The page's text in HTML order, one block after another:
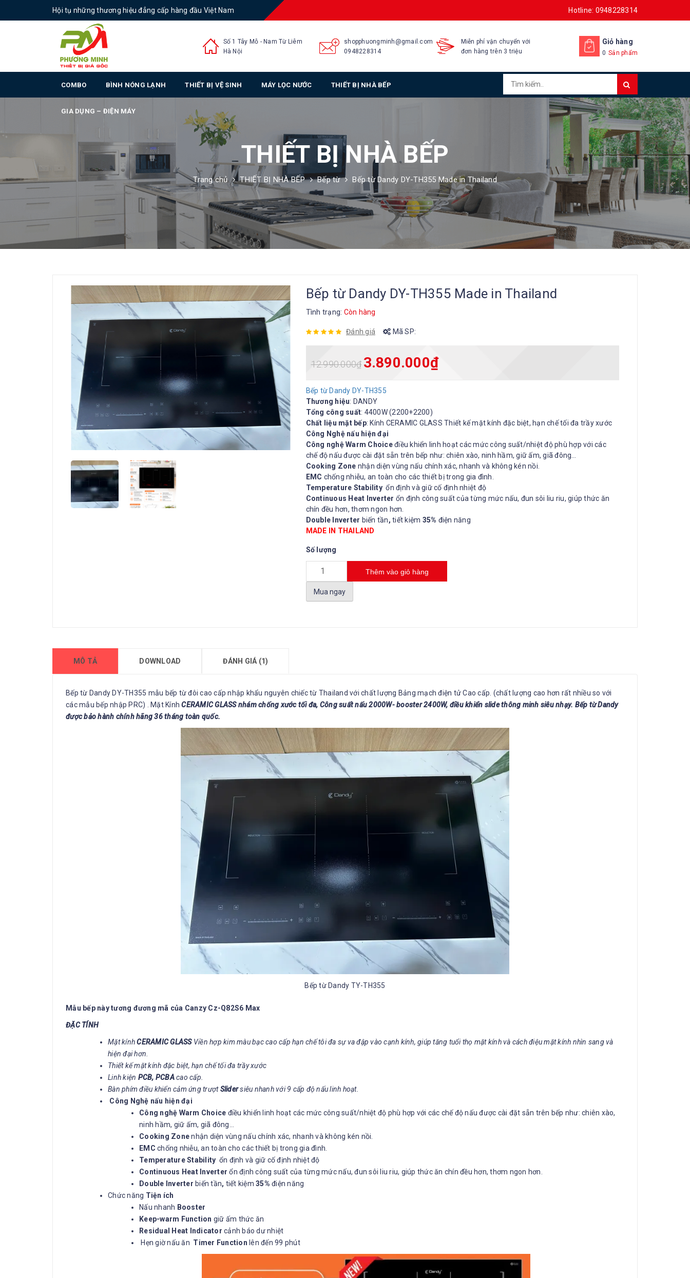
Hội tụ những thương hiệu đẳng cấp hàng đầu Việt Nam Hotline: 0948228314
Số 1 Tây Mỗ - Nam Từ Liêm
Hà Nội
shopphuongminh@gmail.com
0948228314
Miễn phí vận chuyển với
đơn hàng trên 3 triệu
Giỏ hàng
0 Sản phẩm
COMBO BÌNH NÓNG LẠNH THIẾT BỊ VỆ SINH MÁY LỌC NƯỚC THIẾT BỊ NHÀ BẾP
GIA DỤNG – ĐIỆN MÁY
THIẾT BỊ NHÀ BẾP
Trang chủ THIẾT BỊ NHÀ BẾP Bếp từ Bếp từ Dandy DY-TH355 Made in Thailand
Bếp từ Dandy DY-TH355 Made in Thailand
Tình trạng: Còn hàng
Đánh giá Mã SP:
12.990.000₫ 3.890.000₫
Bếp từ Dandy DY-TH355
Thương hiệu: DANDY
Tổng công suất: 4400W (2200+2200)
Chất liệu mặt bếp: Kính CERAMIC GLASS Thiết kế mặt kính đặc biệt, hạn chế tối đa trầy xước
Công Nghệ nấu hiện đại
Công nghệ Warm Choiceđiều khiển linh hoạt các mức công suất/nhiệt độ phù hợp với các
chế độ nấu được cài đặt sẵn trên bếp như: chiên xào, ninh hầm, giữ ấm, giã đông…
Cooking Zone nhận diện vùng nấu chính xác, nhanh và không kén nồi.
EMC chống nhiễu, an toàn cho các thiết bị trong gia đình.
Temperature Stability ổn định và giữ cố định nhiệt độ
Continuous Heat Inverter ổn định công suất của từng mức nấu, đun sôi liu riu, giúp thức ăn
chín đều hơn, thơm ngon hơn.
Double Inverter biến tần, tiết kiệm 35% điện năng
MADE IN THAILAND
Số lượng
Thêm vào giỏ hàng
Mua ngay
MÔ TẢ DOWNLOAD ĐÁNH GIÁ (1)
Bếp từ Dandy DY-TH355 mẫu bếp từ đôi cao cấp nhập khẩu nguyên chiếc từ Thailand với chất lượng Bảng mạch điện tử Cao cấp. (chất lượng cao hơn rất nhiều so với
các mẫu bếp nhập PRC) . Mặt KínhCERAMIC GLASS nhám chống xước tối đa, Công suất nấu 2000W- booster 2400W, điều khiển slide thông minh siêu nhạy. Bếp từ Dandy
được bảo hành chính hãng 36 tháng toàn quốc.
Bếp từ Dandy TY-TH355
Mẫu bếp này tương đương mã của Canzy Cz-Q82S6 Max
ĐẶC TÍNH
Mặt kínhCERAMIC GLASSViền hợp kim màu bạc cao cấp hạn chế tôi đa sự va đập vào cạnh kính, giúp tăng tuổi thọ mặt kính và cách điệu mặt kính nhìn sang và
hiện đại hơn.
Thiết kế mặt kính đặc biệt, hạn chế tối đa trầy xước
Linh kiện PCB, PCBAcao cấp.
Bàn phím điều khiển cảm ứng trượtSlidersiêu nhanh với 9 cấp độ nấu linh hoạt.
Công Nghệ nấu hiện đại
Công nghệ Warm Choice điều khiển linh hoạt các mức công suất/nhiệt độ phù hợp với các chế độ nấu được cài đặt sẵn trên bếp như: chiên xào,
ninh hầm, giữ ấm, giã đông…
Cooking Zonenhận diện vùng nấu chính xác, nhanh và không kén nồi.
EMC chống nhiễu, an toàn cho các thiết bị trong gia đình.
Temperature Stability ổn định và giữ cố định nhiệt độ
Continuous Heat Inverterổn định công suất của từng mức nấu, đun sôi liu riu, giúp thức ăn chín đều hơn, thơm ngon hơn.
Double Inverter biến tần, tiết kiệm 35% điện năng
Chức năng Tiện ích
Nấu nhanh Booster
Keep-warm Function giữ ấm thức ăn
Residual Heat Indicator cảnh báo dư nhiệt
Hẹn giờ nấu ăn Timer Function lên đến 99 phút